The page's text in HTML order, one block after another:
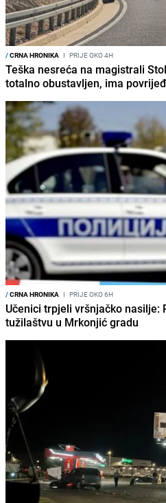
/CRNA HRONIKA I PRIJE OKO 4H
Teška nesreća na magistrali
totalno obustavljen, ima
/CRNA HRONIKA I PRIJE OKO 6H
Učenici trpjeli vršnjačko
tužilaštvu u Mrkonjić gradu